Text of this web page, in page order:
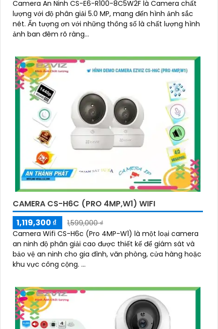
Camera An Ninh CS-E6-R100-8C5W2F là Camera chất
lượng với độ phân giải 5.0 MP, mang đến hình ảnh sắc
nét. Ấn tượng ơn với những thông số là chất lượng hình
ảnh ban đêm rõ ràng...
CAMERA CS-H6C (PRO 4MP,W1) WIFI
1,119,300 ₫
1,599,000 ₫
Camera Wifi CS-H6c (Pro 4MP-W1) là một loại camera
an ninh độ phân giải cao được thiết kế để giám sát và
bảo vệ an ninh cho gia đình, văn phòng, cửa hàng hoặc
khu vực công cộng. ...